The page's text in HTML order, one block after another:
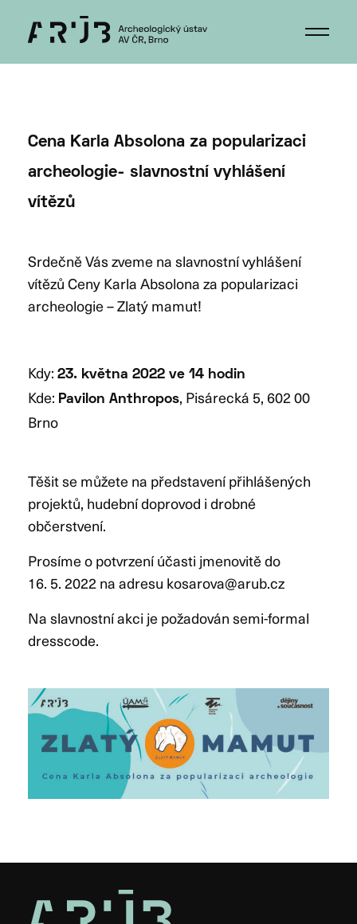
Cena Karla Absolona za popularizaci
archeologie- slavnostní vyhlášení
vítězů
Srdečně Vás zveme na slavnostní vyhlášení
vítězů Ceny Karla Absolona za popularizaci
archeologie – Zlatý mamut!
Kdy: 23. května 2022 ve 14 hodin
Kde: Pavilon Anthropos, Pisárecká 5, 602 00
Brno
Těšit se můžete na představení přihlášených
projektů, hudební doprovod i drobné
občerstvení.
Prosíme o potvrzení účasti jmenovitě do
16. 5. 2022 na adresu kosarova@arub.cz
Na slavnostní akci je požadován semi-formal
dresscode.